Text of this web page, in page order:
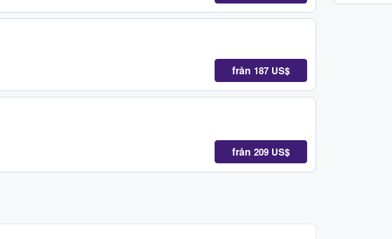
från 187 US$
från 209 US$